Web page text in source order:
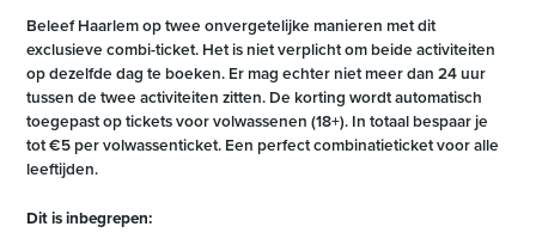
Beleef Haarlem op twee onvergetelijke manieren met dit
exclusieve combi-ticket. Het is niet verplicht om beide activiteiten
op dezelfde dag te boeken. Er mag echter niet meer dan 24 uur
tussen de twee activiteiten zitten. De korting wordt automatisch
toegepast op tickets voor volwassenen (18+). In totaal bespaar je
tot €5 per volwassenticket. Een perfect combinatieticket voor alle
leeftijden.
Dit is inbegrepen: